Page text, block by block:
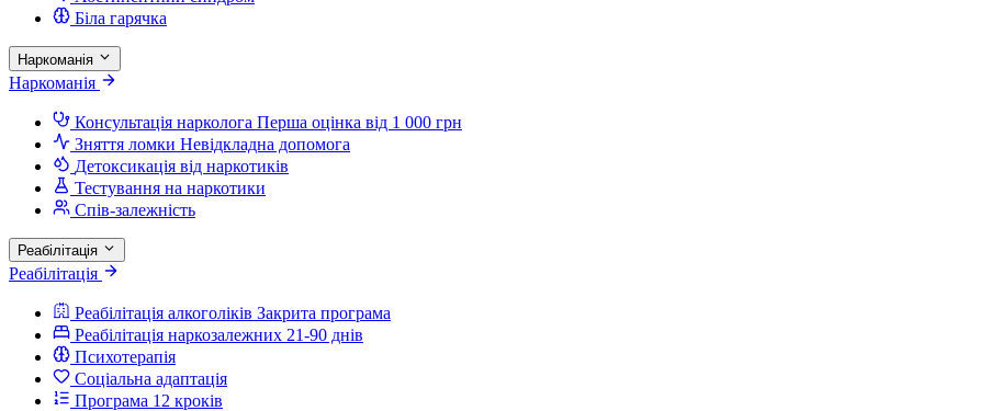
Біла гарячка
Наркоманія
Наркоманія
Консультація нарколога Перша оцінка від 1 000 грн
Зняття ломки Невідкладна допомога
Детоксикація від наркотиків
Тестування на наркотики
Спів-залежність
Реабілітація
Реабілітація
Реабілітація алкоголіків Закрита програма
Реабілітація наркозалежних 21-90 днів
Психотерапія
Соціальна адаптація
Програма 12 кроків